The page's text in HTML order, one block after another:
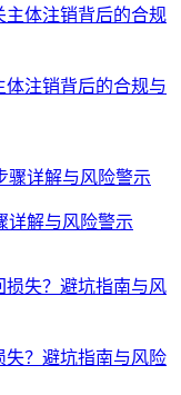
注销背后的合规与
详解与风险警示
失？避坑指南与风险